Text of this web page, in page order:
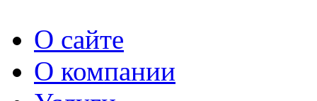
О сайте
О компании